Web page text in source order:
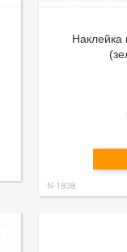
Наклейка
N-1838